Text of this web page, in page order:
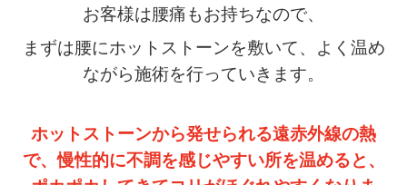
お客様は腰痛もお持ちなので、
まずは腰にホットストーンを敷いて、よく温め
ながら施術を行っていきます。
ホットストーンから発せられる遠赤外線の熱
で、慢性的に不調を感じやすい所を温めると、